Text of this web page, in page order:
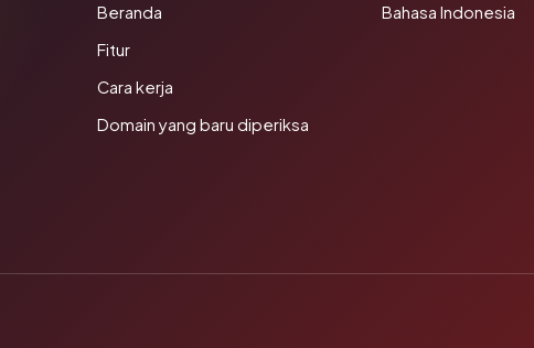
Beranda
Fitur
Cara kerja
Domain yang baru diperiksa
Bahasa Indonesia